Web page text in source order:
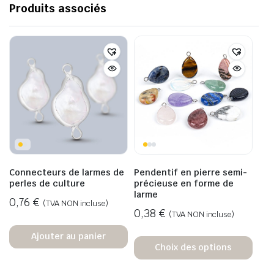
Produits associés
Connecteurs de larmes de
perles de culture
0,76 € (TVA NON incluse)
Ajouter au panier
Pendentif en pierre semi-
précieuse en forme de
larme
0,38 € (TVA NON incluse)
Choix des options